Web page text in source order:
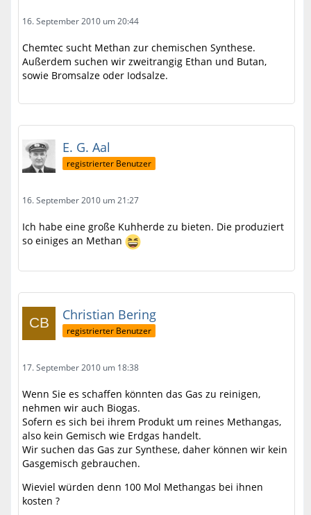
16. September 2010 um 20:44
Chemtec sucht Methan zur chemischen Synthese.
Außerdem suchen wir zweitrangig Ethan und Butan,
sowie Bromsalze oder Iodsalze.
E. G. Aal
registrierter Benutzer
16. September 2010 um 21:27
Ich habe eine große Kuhherde zu bieten. Die produziert
so einiges an Methan
Christian Bering
registrierter Benutzer
17. September 2010 um 18:38
Wenn Sie es schaffen könnten das Gas zu reinigen,
nehmen wir auch Biogas.
Sofern es sich bei ihrem Produkt um reines Methangas,
also kein Gemisch wie Erdgas handelt.
Wir suchen das Gas zur Synthese, daher können wir kein
Gasgemisch gebrauchen.
Wieviel würden denn 100 Mol Methangas bei ihnen
kosten ?